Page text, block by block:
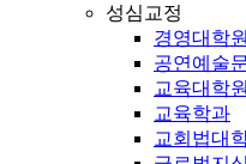
성심교정
경영대학원
공연예술
교육대학원
교육학과
교회법대